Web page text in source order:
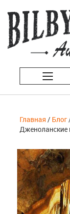
Главная / Блог